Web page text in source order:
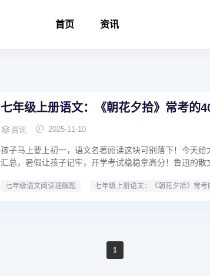
首页 资讯
七年级上册语文：《朝花夕拾》常考的
资讯 2025-11-10
孩子马上要上初一，语文名著阅读这块可别落下！今天
汇总，暑假让孩子记牢，开学考试稳稳拿高分！鲁迅的散
七年级语文阅读理解题 七年级上册语文：《朝花夕拾》常考
1